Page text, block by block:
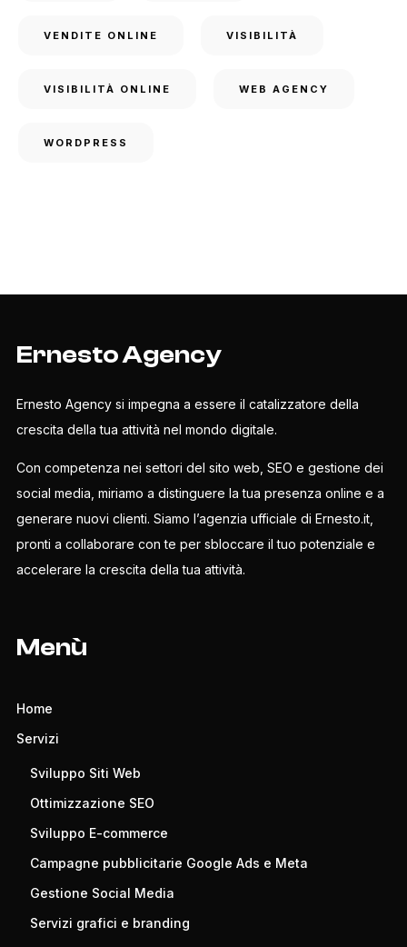
VENDITE ONLINE VISIBILITÀ
VISIBILITÀ ONLINE WEB AGENCY
WORDPRESS
Ernesto Agency
Ernesto Agency si impegna a essere il catalizzatore della
crescita della tua attività nel mondo digitale.
Con competenza nei settori del sito web, SEO e gestione dei
social media, miriamo a distinguere la tua presenza online e a
generare nuovi clienti. Siamo l’agenzia ufficiale di Ernesto.it,
pronti a collaborare con te per sbloccare il tuo potenziale e
accelerare la crescita della tua attività.
Menù
Home
Servizi
Sviluppo Siti Web
Ottimizzazione SEO
Sviluppo E-commerce
Campagne pubblicitarie Google Ads e Meta
Gestione Social Media
Servizi grafici e branding